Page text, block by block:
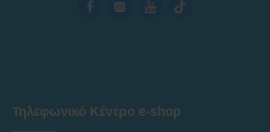
Τηλεφωνικό Κέντρο e-shop